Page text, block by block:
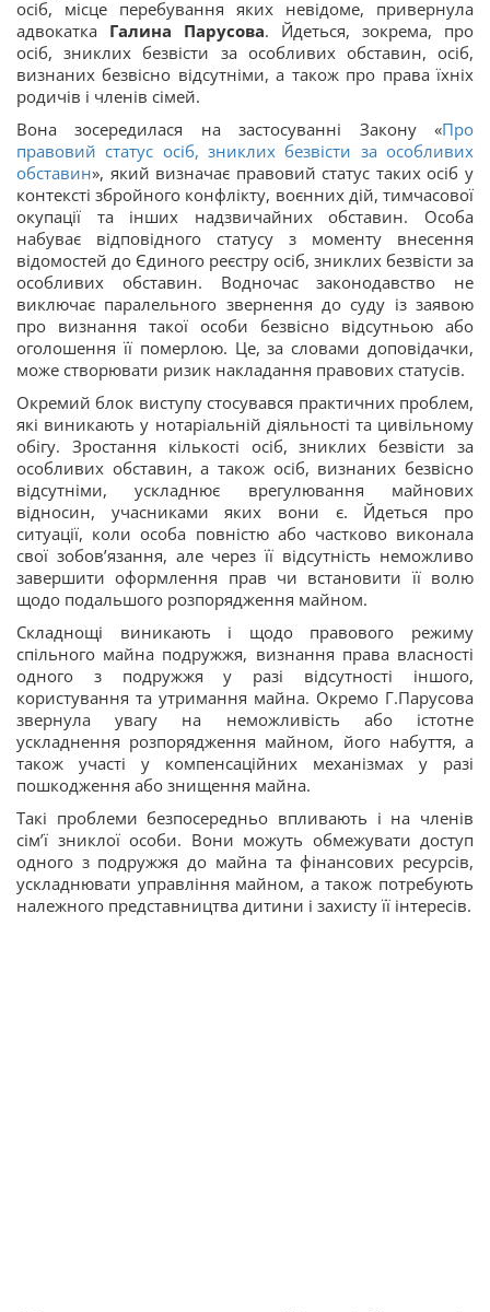
осіб, місце перебування яких невідоме, привернула
адвокатка Галина Парусова. Йдеться, зокрема, про
осіб, зниклих безвісти за особливих обставин, осіб,
визнаних безвісно відсутніми, а також про права їхніх
родичів і членів сімей.
Вона зосередилася на застосуванні Закону «Про
правовий статус осіб, зниклих безвісти за особливих
обставин», який визначає правовий статус таких осіб у
контексті збройного конфлікту, воєнних дій, тимчасової
окупації та інших надзвичайних обставин. Особа
набуває відповідного статусу з моменту внесення
відомостей до Єдиного реєстру осіб, зниклих безвісти за
особливих обставин. Водночас законодавство не
виключає паралельного звернення до суду із заявою
про визнання такої особи безвісно відсутньою або
оголошення її померлою. Це, за словами доповідачки,
може створювати ризик накладання правових статусів.
Окремий блок виступу стосувався практичних проблем,
які виникають у нотаріальній діяльності та цивільному
обігу. Зростання кількості осіб, зниклих безвісти за
особливих обставин, а також осіб, визнаних безвісно
відсутніми, ускладнює врегулювання майнових
відносин, учасниками яких вони є. Йдеться про
ситуації, коли особа повністю або частково виконала
свої зобов’язання, але через її відсутність неможливо
завершити оформлення прав чи встановити її волю
щодо подальшого розпорядження майном.
Складнощі виникають і щодо правового режиму
спільного майна подружжя, визнання права власності
одного з подружжя у разі відсутності іншого,
користування та утримання майна. Окремо Г.Парусова
звернула увагу на неможливість або істотне
ускладнення розпорядження майном, його набуття, а
також участі у компенсаційних механізмах у разі
пошкодження або знищення майна.
Такі проблеми безпосередньо впливають і на членів
сім’ї зниклої особи. Вони можуть обмежувати доступ
одного з подружжя до майна та фінансових ресурсів,
ускладнювати управління майном, а також потребують
належного представництва дитини і захисту її інтересів.